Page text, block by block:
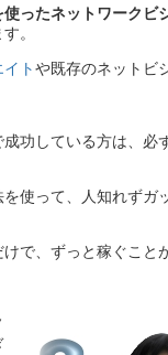
ったネットワークビ
。
トや既存のネットビ
功している方は、必
使って、人知れずガ
で、ずっと稼ぐこと